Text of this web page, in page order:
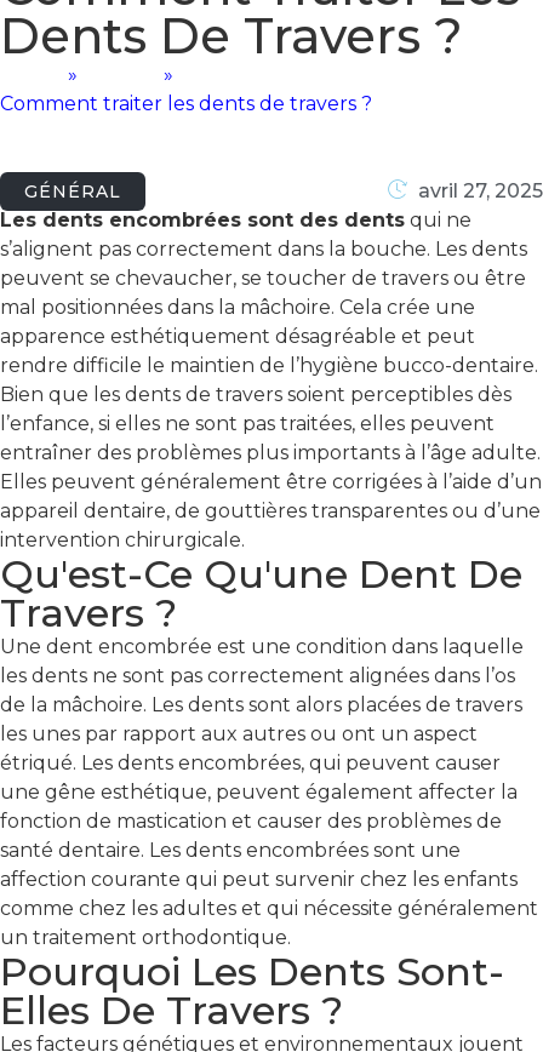
Dents De Travers ?
»
»
Comment traiter les dents de travers ?
GÉNÉRAL
avril 27, 2025
Les dents encombrées sont des dents qui ne
s’alignent pas correctement dans la bouche. Les dents
peuvent se chevaucher, se toucher de travers ou être
mal positionnées dans la mâchoire. Cela crée une
apparence esthétiquement désagréable et peut
rendre difficile le maintien de l’hygiène bucco-dentaire.
Bien que les dents de travers soient perceptibles dès
l’enfance, si elles ne sont pas traitées, elles peuvent
entraîner des problèmes plus importants à l’âge adulte.
Elles peuvent généralement être corrigées à l’aide d’un
appareil dentaire, de gouttières transparentes ou d’une
intervention chirurgicale.
Qu'est-Ce Qu'une Dent De
Travers ?
Une dent encombrée est une condition dans laquelle
les dents ne sont pas correctement alignées dans l’os
de la mâchoire. Les dents sont alors placées de travers
les unes par rapport aux autres ou ont un aspect
étriqué. Les dents encombrées, qui peuvent causer
une gêne esthétique, peuvent également affecter la
fonction de mastication et causer des problèmes de
santé dentaire. Les dents encombrées sont une
affection courante qui peut survenir chez les enfants
comme chez les adultes et qui nécessite généralement
un traitement orthodontique.
Pourquoi Les Dents Sont-
Elles De Travers ?
Les facteurs génétiques et environnementaux jouent